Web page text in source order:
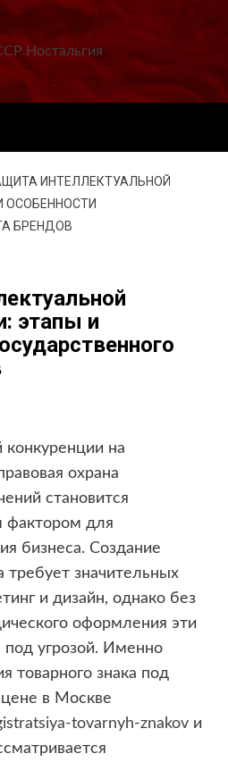
ИНТЕЛЛЕКТУАЛЬНОЙ
ОСОБЕННОСТИ
БРЕНДОВ
этапы и
конкуренции на
охрана
становится
фактором для
бизнеса. Создание
требует значительных
и дизайн, однако без
оформления эти
угрозой. Именно
товарного знака под
в Москве
tovarnyh-znakovи